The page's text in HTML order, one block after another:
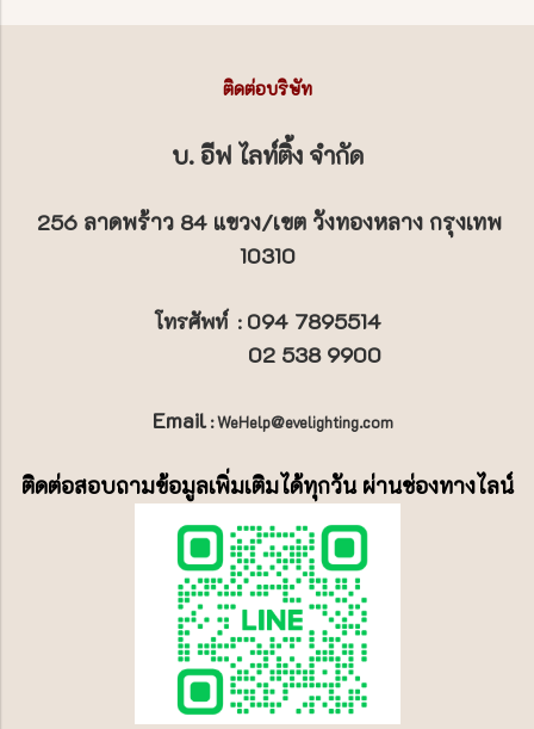
ติดต่อบริษัท
บ. อีฟ ไลท์ติ้ง จำกัด
256 ลาดพร้าว 84 แขวง/เขต วังทองหลาง กรุงเทพ
10310
โทรศัพท์: 094 7895514
02 538 9900
Email: WeHelp@evelighting.com
ติดต่อสอบถามข้อมูลเพิ่มเติมได้ทุกวัน ผ่านช่องทางไลน์